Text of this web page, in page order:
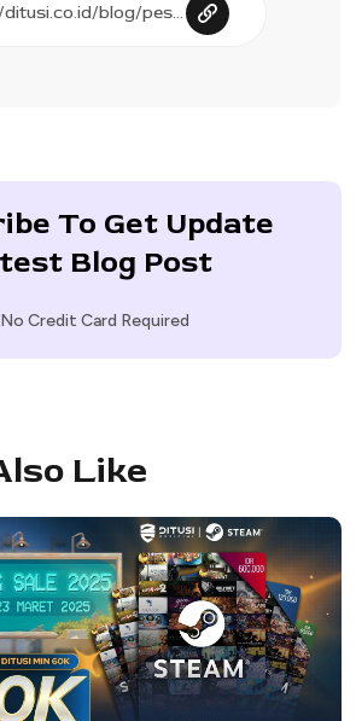
To Get Update
Blog Post
No Credit Card Required
Like